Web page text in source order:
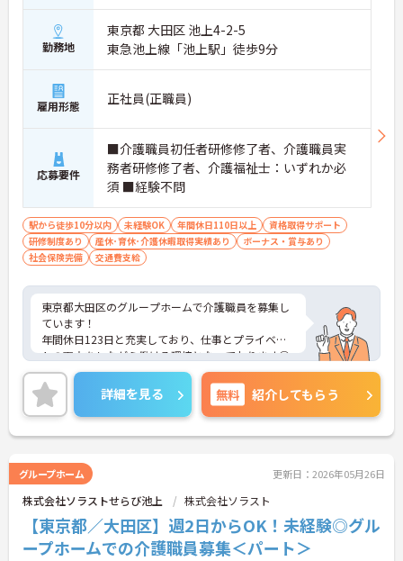
勤務地
東京都 大田区 池上4-2-5
東急池上線「池上駅」徒歩9分
雇用形態 正社員(正職員)
応募要件
■介護職員初任者研修修了者、介護職員実
務者研修修了者、介護福祉士：いずれか必
須 ■経験不問
駅から徒歩10分以内 未経験OK 年間休日110日以上
資格取得サポート
研修制度あり
産休･育休･介護休暇取得実績あり
ボーナス・賞与あり
社会保険完備
交通費支給
東京都大田区のグループホームで介護職員を募集し
ています！
年間休日123日と充実しており、仕事とプライベー
トの両立をしながら働ける環境となっております◎
最寄り駅から徒歩10分と好立地で通勤しやすいのも
嬉しいポイント♪昇給・賞与制度があるので仕事の
モチベーションにもつながります！
ご興味のある方は、面接のポイントをお伝えします
のでお気軽にご連絡ください！
詳細を見る 無料 紹介してもらう
グループホーム 更新日：2026年05月26日
株式会社ソラストせらび池上 株式会社ソラスト
【東京都／大田区】週2日からOK！未経験◎グル
ープホームでの介護職員募集＜パート＞